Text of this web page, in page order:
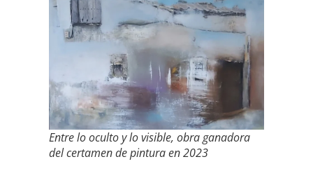
Entre lo oculto y lo visible, obra ganadora
del certamen de pintura en 2023